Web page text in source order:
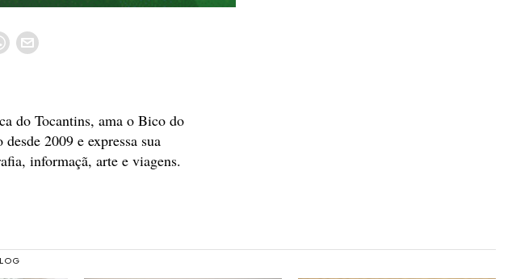
do Tocantins, ama o Bico do
2009 e expressa sua
informaçã, arte e viagens.